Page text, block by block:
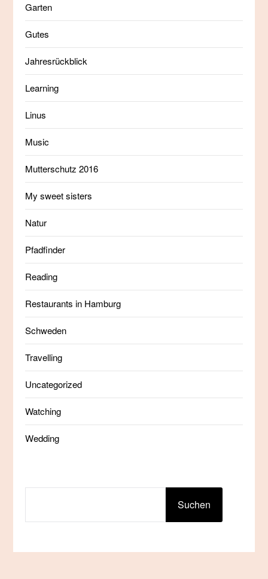
Garten
Gutes
Jahresrückblick
Learning
Linus
Music
Mutterschutz 2016
My sweet sisters
Natur
Pfadfinder
Reading
Restaurants in Hamburg
Schweden
Travelling
Uncategorized
Watching
Wedding
Suchen